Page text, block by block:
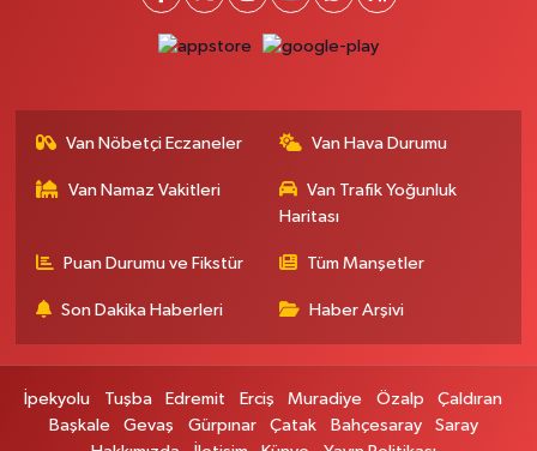
Tarçın Eczanesi
0 (432) 504 08 04 Yol Tarifi Al
Hafiziye Mahallesi, Mahmut Ertuş Cadç No:44 A Başkale Van
Selçuk Eczanesi
0 (545) 563 70 63 Yol Tarifi Al
Büyük Eczanesi
Van Nöbetçi Eczaneler Van Hava Durumu
Van Namaz Vakitleri
Van Trafik Yoğunluk
Haritası
Puan Durumu ve Fikstür Tüm Manşetler
Son Dakika Haberleri Haber Arşivi
İpekyolu Tuşba Edremit Erciş Muradiye Özalp
Çaldıran
Başkale
Gevaş Gürpınar Çatak Bahçesaray
Saray